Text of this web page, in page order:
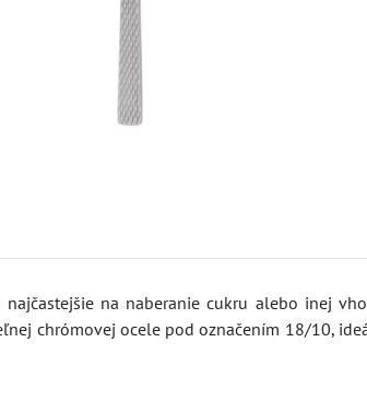
najčastejšie na naberanie cukru alebo inej
chrómovej ocele pod označením 18/10,